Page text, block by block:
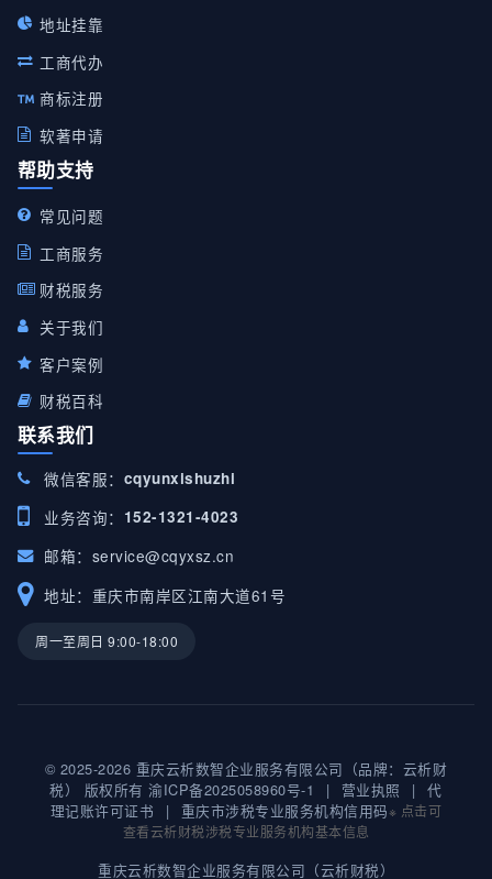
地址挂靠
工商代办
商标注册
软著申请
帮助支持
常见问题
工商服务
财税服务
关于我们
客户案例
财税百科
联系我们
微信客服： cqyunxishuzhi
业务咨询： 152-1321-4023
邮箱： service@cqyxsz.cn
地址：重庆市南岸区江南大道61号
周一至周日 9:00-18:00
© 2025-2026 重庆云析数智企业服务有限公司（品牌：云析财
税） 版权所有渝ICP备2025058960号-1 | 营业执照 |
代
理记账许可证书
| 重庆市涉税专业服务机构信用码※ 点击可
查看云析财税涉税专业服务机构基本信息
重庆云析数智企业服务有限公司（云析财税）